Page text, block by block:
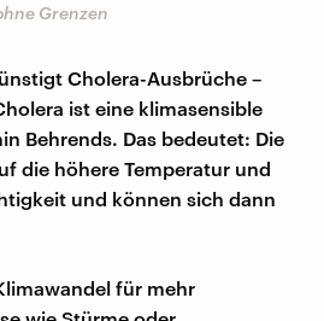
Grenzen
Cholera-Ausbrüche –
ist eine klimasensible
Behrends. Das bedeutet: Die
die höhere Temperatur und
und können sich dann
für mehr